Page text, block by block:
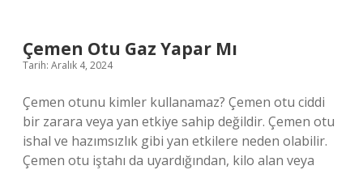
Çemen Otu Gaz Yapar Mı
Tarih: Aralık 4, 2024
Çemen otunu kimler kullanamaz? Çemen otu ciddi
bir zarara veya yan etkiye sahip değildir. Çemen otu
ishal ve hazımsızlık gibi yan etkilere neden olabilir.
Çemen otu iştahı da uyardığından, kilo alan veya